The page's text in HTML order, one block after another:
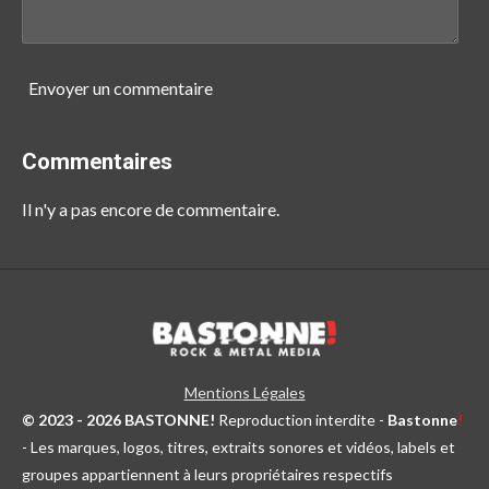
Envoyer un commentaire
Commentaires
Il n'y a pas encore de commentaire.
Mentions Légales
© 2023 - 2026 BASTONNE! Reproduction interdite - Bastonne!
- Les marques, logos, titres, extraits sonores et vidéos, labels et
groupes appartiennent à leurs propriétaires respectifs